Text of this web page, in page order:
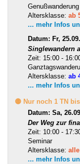
Altersklasse: ab
... mehr Infos
Datum: Fr,
Singlewandern
Zeit: 15:00 -
Altersklasse: ab
... mehr Infos
🟡 Nur noch 1 TN
Datum: Sa,
Der Weg zur
Zeit: 10:00 -
Seminar
Altersklasse: alle
... mehr Infos